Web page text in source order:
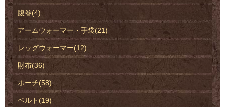
腹巻(4)
アームウォーマー・手袋(21)
レッグウォーマー(12)
財布(36)
ポーチ(58)
ベルト(19)